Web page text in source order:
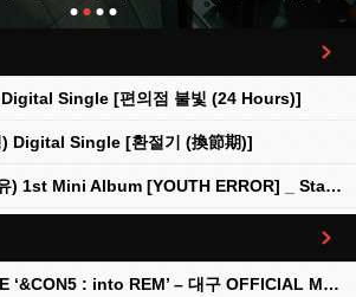
Single [편의점 불빛 (24 Hours)]
Digital Single [환절기 (換節期)]
FLARE U (플레어 유) 1st Mini Album [YOUTH ERROR] _ Stationery Kit Ver.
더보기
2026 N.Flying LIVE ‘&CON5 : into REM’ – 대구 OFFICIAL MD 현장 판매 안내
더보기